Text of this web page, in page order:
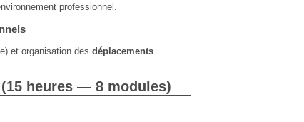
professionnel.
et organisation des déplacements
heures — 8 modules)